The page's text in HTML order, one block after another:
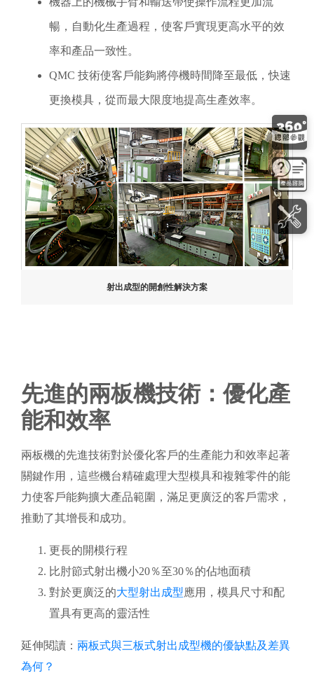
暢，自動化生產過程，使客戶實現更高水平的效
率和產品一致性。
QMC 技術使客戶能夠將停機時間降至最低，快速
更換模具，從而最大限度地提高生產效率。
射出成型的開創性解決方案
先進的兩板機技術：優化產
能和效率
兩板機的先進技術對於優化客戶的生產能力和效率起著
關鍵作用，這些機台精確處理大型模具和複雜零件的能
力使客戶能夠擴大產品範圍，滿足更廣泛的客戶需求，
推動了其增長和成功。
更長的開模行程
比肘節式射出機小20％至30％的佔地面積
對於更廣泛的大型射出成型應用，模具尺寸和配
置具有更高的靈活性
延伸閱讀： 兩板式與三板式射出成型機的優缺點及差異
為何？